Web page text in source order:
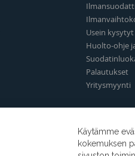
Usein
Huolto-ohje
Palautukset
Yritysmyynti
Käytämme
kokemuksen